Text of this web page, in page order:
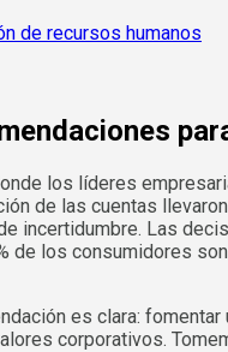
los líderes
de las cuentas
incertidumbre. Las
de los consumidores
es clara:
corporativos.